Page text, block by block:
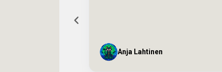
Sirpa Skog-Niemikallio